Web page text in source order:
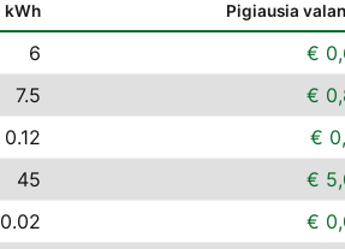
kWh Pigiausia
6 €
7.5 €
0.12 €
45 €
0.02 €